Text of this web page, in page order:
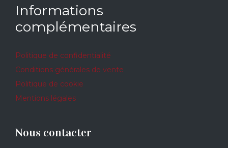
Informations
complémentaires
Politique de confidentialité
Conditions générales de vente
Politique de cookie
Mentions légales
Nous contacter